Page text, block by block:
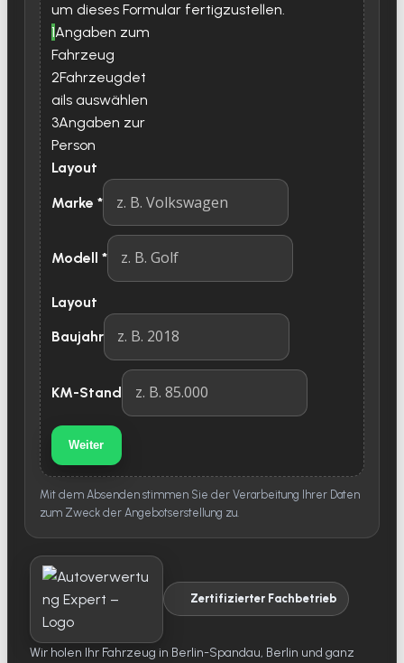
um dieses Formular fertigzustellen.
1Angaben zum
Fahrzeug
2Fahrzeugdet
ails auswählen
3Angaben zur
Person
Layout
Marke *
Modell *
Layout
Baujahr
KM-Stand
Weiter
Mit dem Absenden stimmen Sie der Verarbeitung Ihrer Daten
zum Zweck der Angebotserstellung zu.
Zertifizierter Fachbetrieb
Wir holen Ihr Fahrzeug in Berlin-Spandau, Berlin und ganz